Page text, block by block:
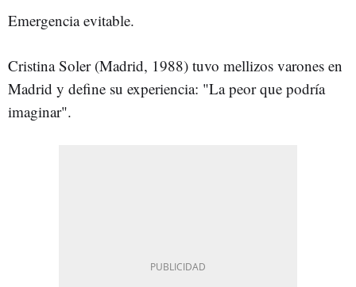
Emergencia evitable.
Cristina Soler (Madrid, 1988) tuvo mellizos varones en
Madrid y define su experiencia: "La peor que podría
imaginar".